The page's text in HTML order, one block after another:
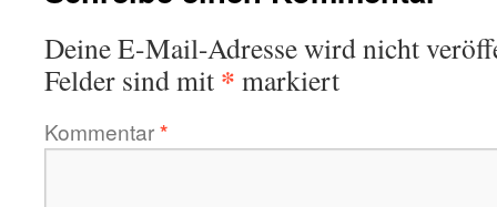
Deine E-Mail-Adresse wird nicht
Felder sind mit * markiert
Kommentar*